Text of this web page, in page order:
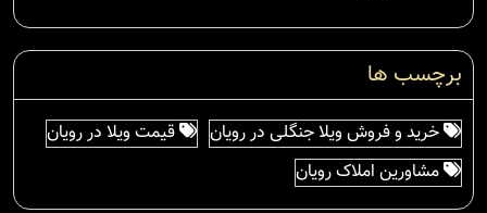
برچسب ها
خرید و فروش ویلا جنگلی در رویان
قیمت ویلا در رویان
مشاورین املاک رویان